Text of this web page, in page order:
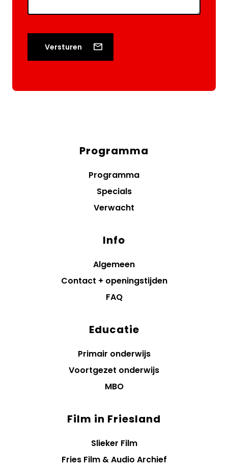
Versturen
Programma
Programma
Specials
Verwacht
Info
Algemeen
Contact + openingstijden
FAQ
Educatie
Primair onderwijs
Voortgezet onderwijs
MBO
Film in Friesland
Slieker Film
Fries Film & Audio Archief